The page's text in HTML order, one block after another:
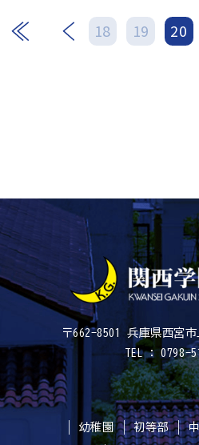
18 19 20
〒662-8501 兵庫県西宮
TEL : 0798-
幼稚園 初等部